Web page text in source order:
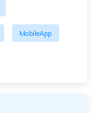
MobileApp